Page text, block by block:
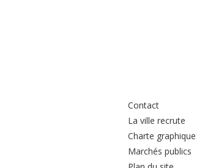
Contact
La ville recrute
Charte graphique
Marchés publics